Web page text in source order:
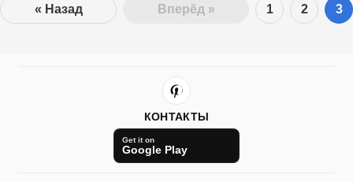
« Назад Вперёд » 1 2 3
КОНТАКТЫ
Get it on
Google Play